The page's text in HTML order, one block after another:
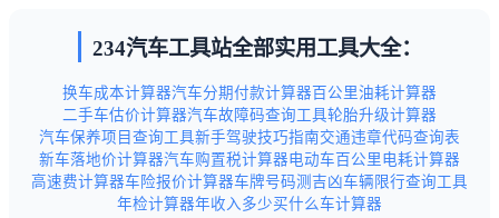
234汽车工具站全部实用工具大全：
换车成本计算器汽车分期付款计算器百公里油耗计算器
二手车估价计算器汽车故障码查询工具轮胎升级计算器
汽车保养项目查询工具新手驾驶技巧指南交通违章代码查询表
新车落地价计算器汽车购置税计算器电动车百公里电耗计算器
高速费计算器车险报价计算器车牌号码测吉凶车辆限行查询工具
年检计算器年收入多少买什么车计算器